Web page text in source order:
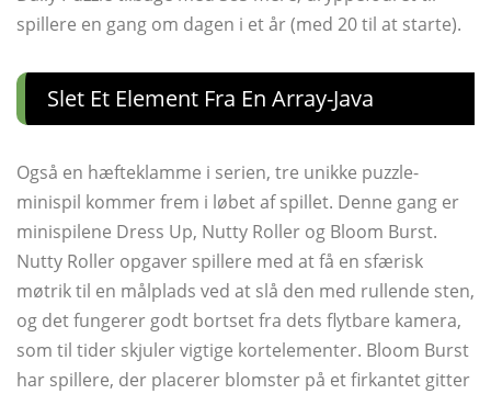
spillere en gang om dagen i et år (med 20 til at starte).
Slet Et Element Fra En Array-Java
Også en hæfteklamme i serien, tre unikke puzzle-
minispil kommer frem i løbet af spillet. Denne gang er
minispilene Dress Up, Nutty Roller og Bloom Burst.
Nutty Roller opgaver spillere med at få en sfærisk
møtrik til en målplads ved at slå den med rullende sten,
og det fungerer godt bortset fra dets flytbare kamera,
som til tider skjuler vigtige kortelementer. Bloom Burst
har spillere, der placerer blomster på et firkantet gitter